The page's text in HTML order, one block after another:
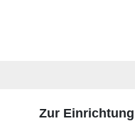
Zur Einrichtung